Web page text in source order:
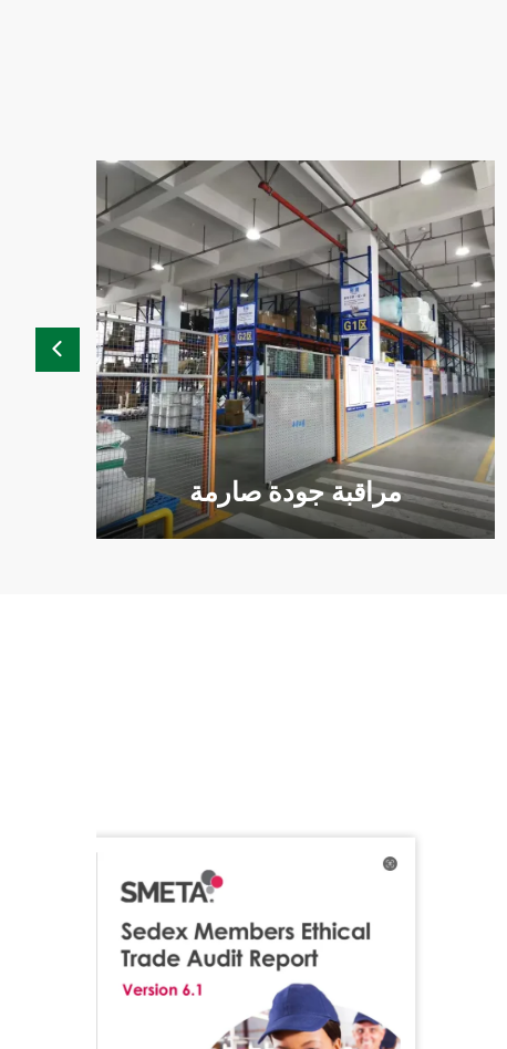
مراقبة جودة صارمة